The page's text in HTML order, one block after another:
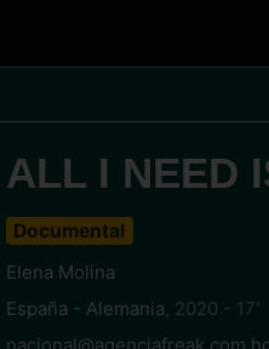
ALL I NEED
Documental
Elena Molina
España - Alemania, 2020 - 17'